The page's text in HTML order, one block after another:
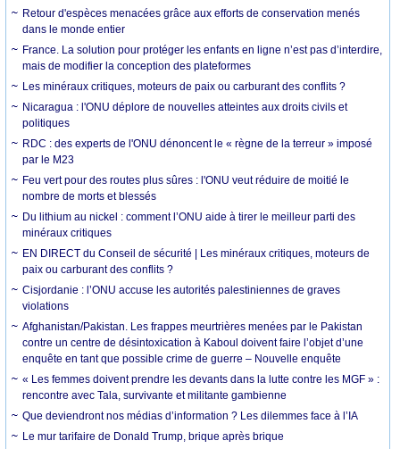
Retour d'espèces menacées grâce aux efforts de conservation menés
dans le monde entier
France. La solution pour protéger les enfants en ligne n’est pas d’interdire,
mais de modifier la conception des plateformes
Les minéraux critiques, moteurs de paix ou carburant des conflits ?
Nicaragua : l'ONU déplore de nouvelles atteintes aux droits civils et
politiques
RDC : des experts de l'ONU dénoncent le « règne de la terreur » imposé
par le M23
Feu vert pour des routes plus sûres : l'ONU veut réduire de moitié le
nombre de morts et blessés
Du lithium au nickel : comment l’ONU aide à tirer le meilleur parti des
minéraux critiques
EN DIRECT du Conseil de sécurité | Les minéraux critiques, moteurs de
paix ou carburant des conflits ?
Cisjordanie : l’ONU accuse les autorités palestiniennes de graves
violations
Afghanistan/Pakistan. Les frappes meurtrières menées par le Pakistan
contre un centre de désintoxication à Kaboul doivent faire l’objet d’une
enquête en tant que possible crime de guerre – Nouvelle enquête
« Les femmes doivent prendre les devants dans la lutte contre les MGF » :
rencontre avec Tala, survivante et militante gambienne
Que deviendront nos médias d’information ? Les dilemmes face à l’IA
Le mur tarifaire de Donald Trump, brique après brique